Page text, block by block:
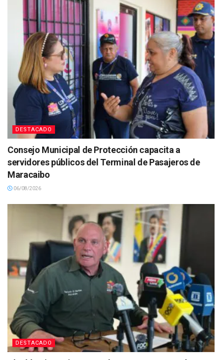
DESTACADO
Consejo Municipal de Protección capacita a
servidores públicos del Terminal de Pasajeros de
Maracaibo
06/08/2026
DESTACADO